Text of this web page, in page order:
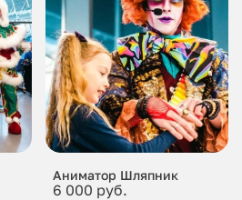
Аниматор Шляпник
6 000 руб.